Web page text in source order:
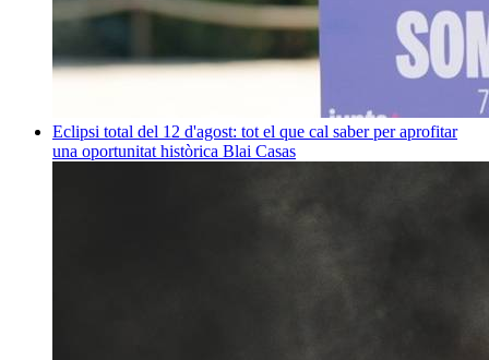
Eclipsi total del 12 d'agost: tot el que cal saber per aprofitar
una oportunitat històrica Blai Casas